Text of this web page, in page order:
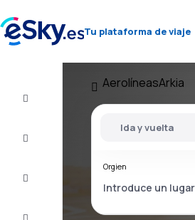
Tu plataforma de viaje
AerolíneasArkia
Ida y vuelta
Orgien